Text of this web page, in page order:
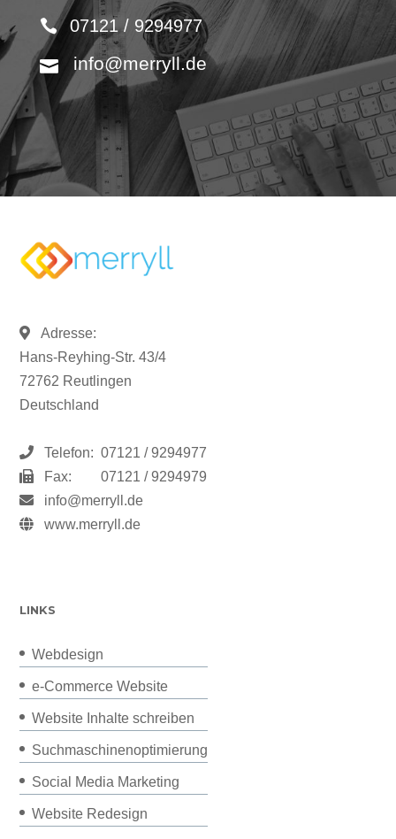
07121 / 9294977
info@merryll.de
Adresse:
Hans-Reyhing-Str. 43/4
72762 Reutlingen
Deutschland
Telefon: 07121 / 9294977
Fax:
07121 / 9294979
info@merryll.de
www.merryll.de
LINKS
Webdesign
e-Commerce Website
Website Inhalte schreiben
Suchmaschinenoptimierung
Social Media Marketing
Website Redesign